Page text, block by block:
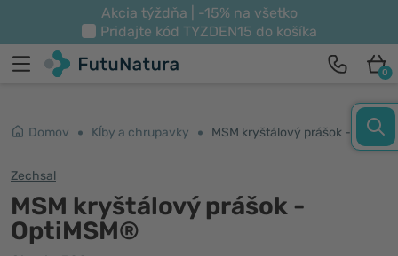
Akcia týždňa | -15% na všetko
Pridajte kód TYZDEN15 do košíka
0
Domov Kĺby a chrupavky
Zechsal
MSM kryštálový prášok -
OptiMSM®